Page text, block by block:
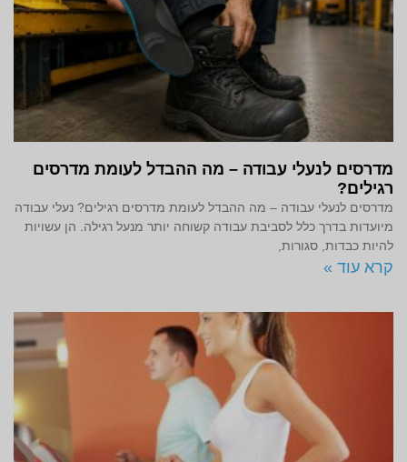
מדרסים לנעלי עבודה – מה ההבדל לעומת מדרסים
רגילים?
מדרסים לנעלי עבודה – מה ההבדל לעומת מדרסים רגילים? נעלי עבודה
מיועדות בדרך כלל לסביבת עבודה קשוחה יותר מנעל רגילה. הן עשויות
להיות כבדות, סגורות,
קרא עוד »